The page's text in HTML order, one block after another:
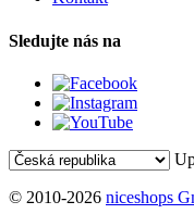
Sledujte nás na
© 2010-2026 niceshops